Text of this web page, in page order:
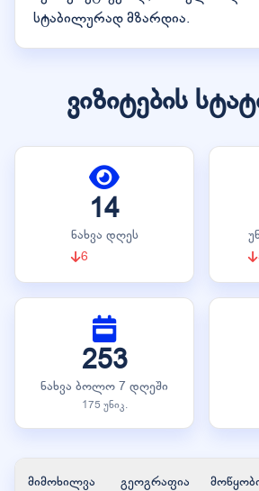
სტაბილურად მზარდია.
ვიზიტების
14
ნახვა დღეს
6
253
ნახვა ბოლო 7 დღეში
175 უნიკ.
მიმოხილვა გეოგრაფია